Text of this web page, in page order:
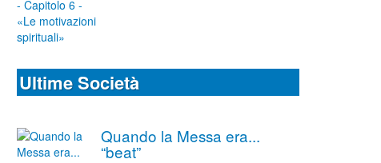
Ultime Società
Quando la Messa era...
“beat”